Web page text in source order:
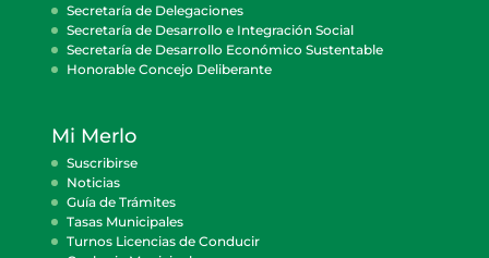
Secretaría de Delegaciones
Secretaría de Desarrollo e Integración Social
Secretaría de Desarrollo Económico Sustentable
Honorable Concejo Deliberante
Mi Merlo
Suscribirse
Noticias
Guía de Trámites
Tasas Municipales
Turnos Licencias de Conducir